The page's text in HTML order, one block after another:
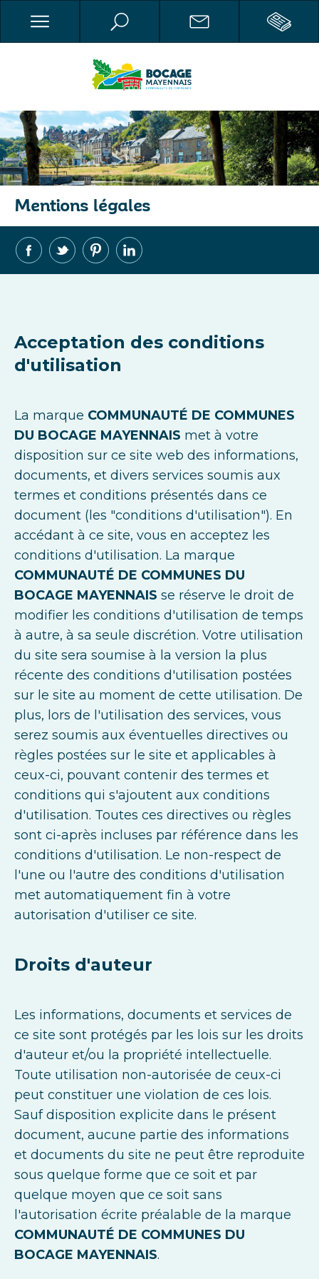
Mentions légales
Acceptation des conditions
d'utilisation
La marque COMMUNAUTÉ DE COMMUNES
DU BOCAGE MAYENNAIS met à votre
disposition sur ce site web des informations,
documents, et divers services soumis aux
termes et conditions présentés dans ce
document (les "conditions d'utilisation"). En
accédant à ce site, vous en acceptez les
conditions d'utilisation. La marque
COMMUNAUTÉ DE COMMUNES DU
BOCAGE MAYENNAIS se réserve le droit de
modifier les conditions d'utilisation de temps
à autre, à sa seule discrétion. Votre utilisation
du site sera soumise à la version la plus
récente des conditions d'utilisation postées
sur le site au moment de cette utilisation. De
plus, lors de l'utilisation des services, vous
serez soumis aux éventuelles directives ou
règles postées sur le site et applicables à
ceux-ci, pouvant contenir des termes et
conditions qui s'ajoutent aux conditions
d'utilisation. Toutes ces directives ou règles
sont ci-après incluses par référence dans les
conditions d'utilisation. Le non-respect de
l'une ou l'autre des conditions d'utilisation
met automatiquement fin à votre
autorisation d'utiliser ce site.
Droits d'auteur
Les informations, documents et services de
ce site sont protégés par les lois sur les droits
d'auteur et/ou la propriété intellectuelle.
Toute utilisation non-autorisée de ceux-ci
peut constituer une violation de ces lois.
Sauf disposition explicite dans le présent
document, aucune partie des informations
et documents du site ne peut être reproduite
sous quelque forme que ce soit et par
quelque moyen que ce soit sans
l'autorisation écrite préalable de la marque
COMMUNAUTÉ DE COMMUNES DU
BOCAGE MAYENNAIS.